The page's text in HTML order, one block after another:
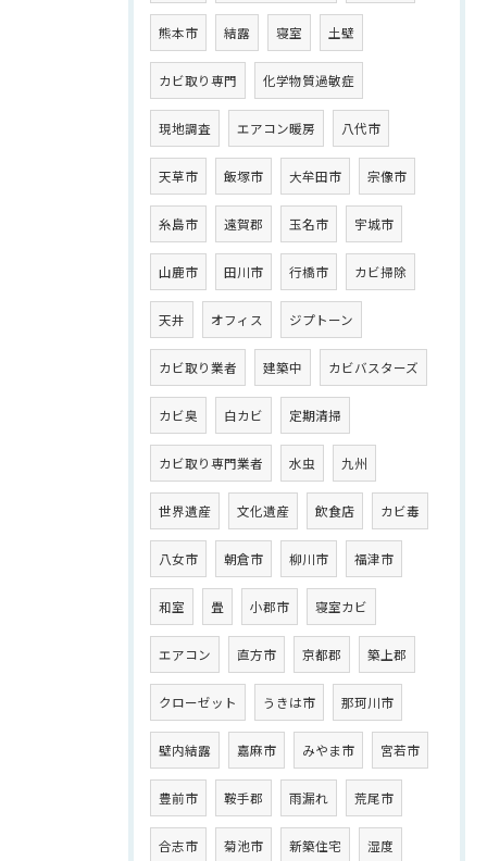
熊本市 結露 寝室 土壁
カビ取り専門 化学物質過敏症
現地調査 エアコン暖房 八代市
天草市 飯塚市 大牟田市 宗像市
糸島市 遠賀郡 玉名市 宇城市
山鹿市 田川市 行橋市 カビ掃除
天井 オフィス ジプトーン
カビ取り業者 建築中 カビバスターズ
カビ臭 白カビ 定期清掃
カビ取り専門業者 水虫 九州
世界遺産 文化遺産 飲食店 カビ毒
八女市 朝倉市 柳川市 福津市
和室 畳 小郡市 寝室カビ
エアコン 直方市 京都郡 築上郡
クローゼット うきは市 那珂川市
壁内結露 嘉麻市 みやま市 宮若市
豊前市 鞍手郡 雨漏れ 荒尾市
合志市 菊池市 新築住宅 湿度